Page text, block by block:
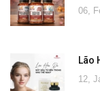
06,
Lão
12,